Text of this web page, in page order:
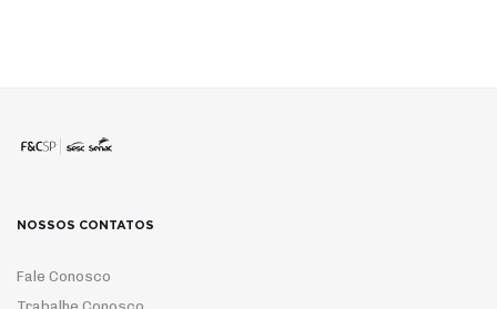
NOSSOS CONTATOS
Fale Conosco